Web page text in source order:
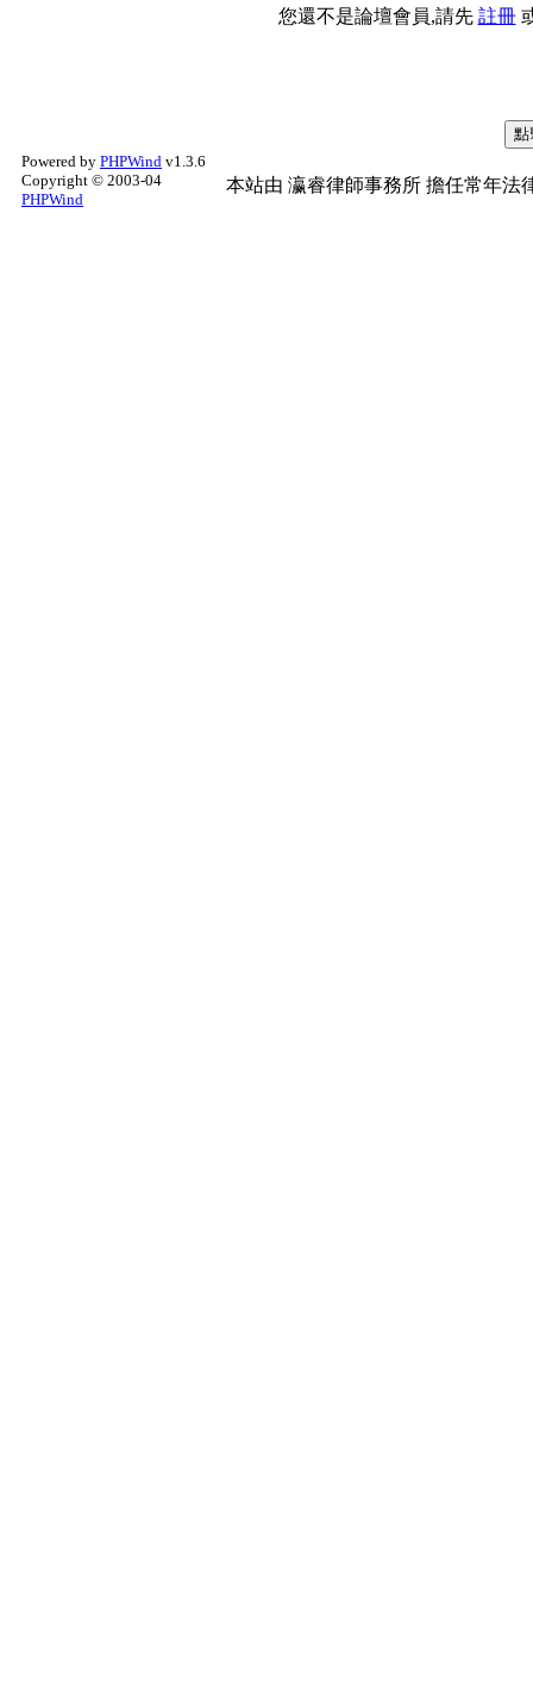
您還不是論壇會員,請先 註冊
Powered by PHPWind v1.3.6
Copyright © 2003-04
PHPWind
本站由 瀛睿律師事務所 擔任常年法